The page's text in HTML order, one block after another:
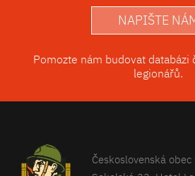
NAPIŠTE
Pomozte nám budovat databázi
legionářů.
Československá